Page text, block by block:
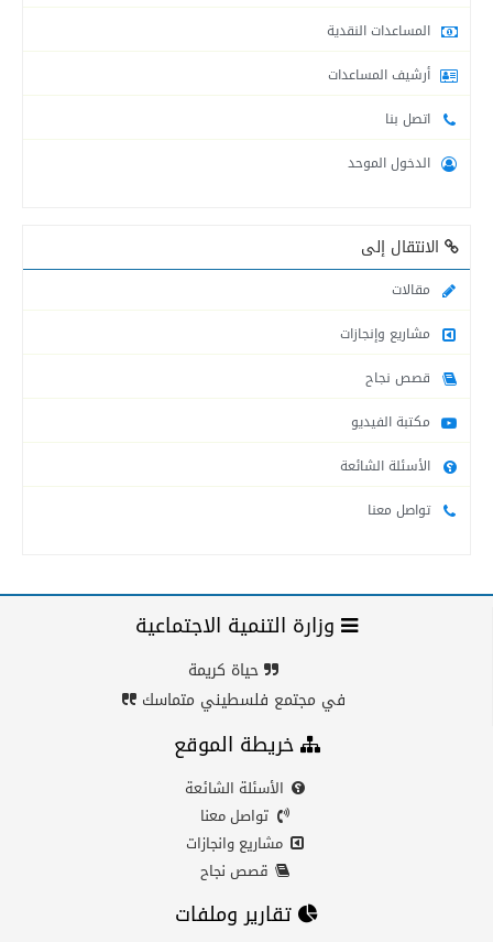
التنمية الاجتماعية : قدمنا مساعدات للمتضررين من...
التنمية الاجتماعية تنشر أرقام وأسماء موظفيها العاملين...
المساعدات النقدية
أرشيف المساعدات
اتصل بنا
الدخول الموحد
الانتقال إلى
مقالات
مشاريع وإنجازات
قصص نجاح
مكتبة الفيديو
الأسئلة الشائعة
تواصل معنا
وزارة التنمية الاجتماعية
حياة كريمة
في مجتمع فلسطيني متماسك
خريطة الموقع
الأسئلة الشائعة
تواصل معنا
مشاريع وانجازات
قصص نجاح
تقارير وملفات